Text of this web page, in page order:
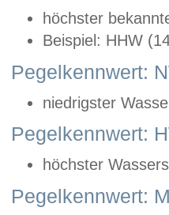
höchster
Beispiel: HHW
Pegelkennwert:
niedrigster
Pegelkennwert:
höchster
Pegelkennwert: